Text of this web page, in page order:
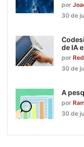
por
30 de
de IA
por
30 de
A
por
30 de